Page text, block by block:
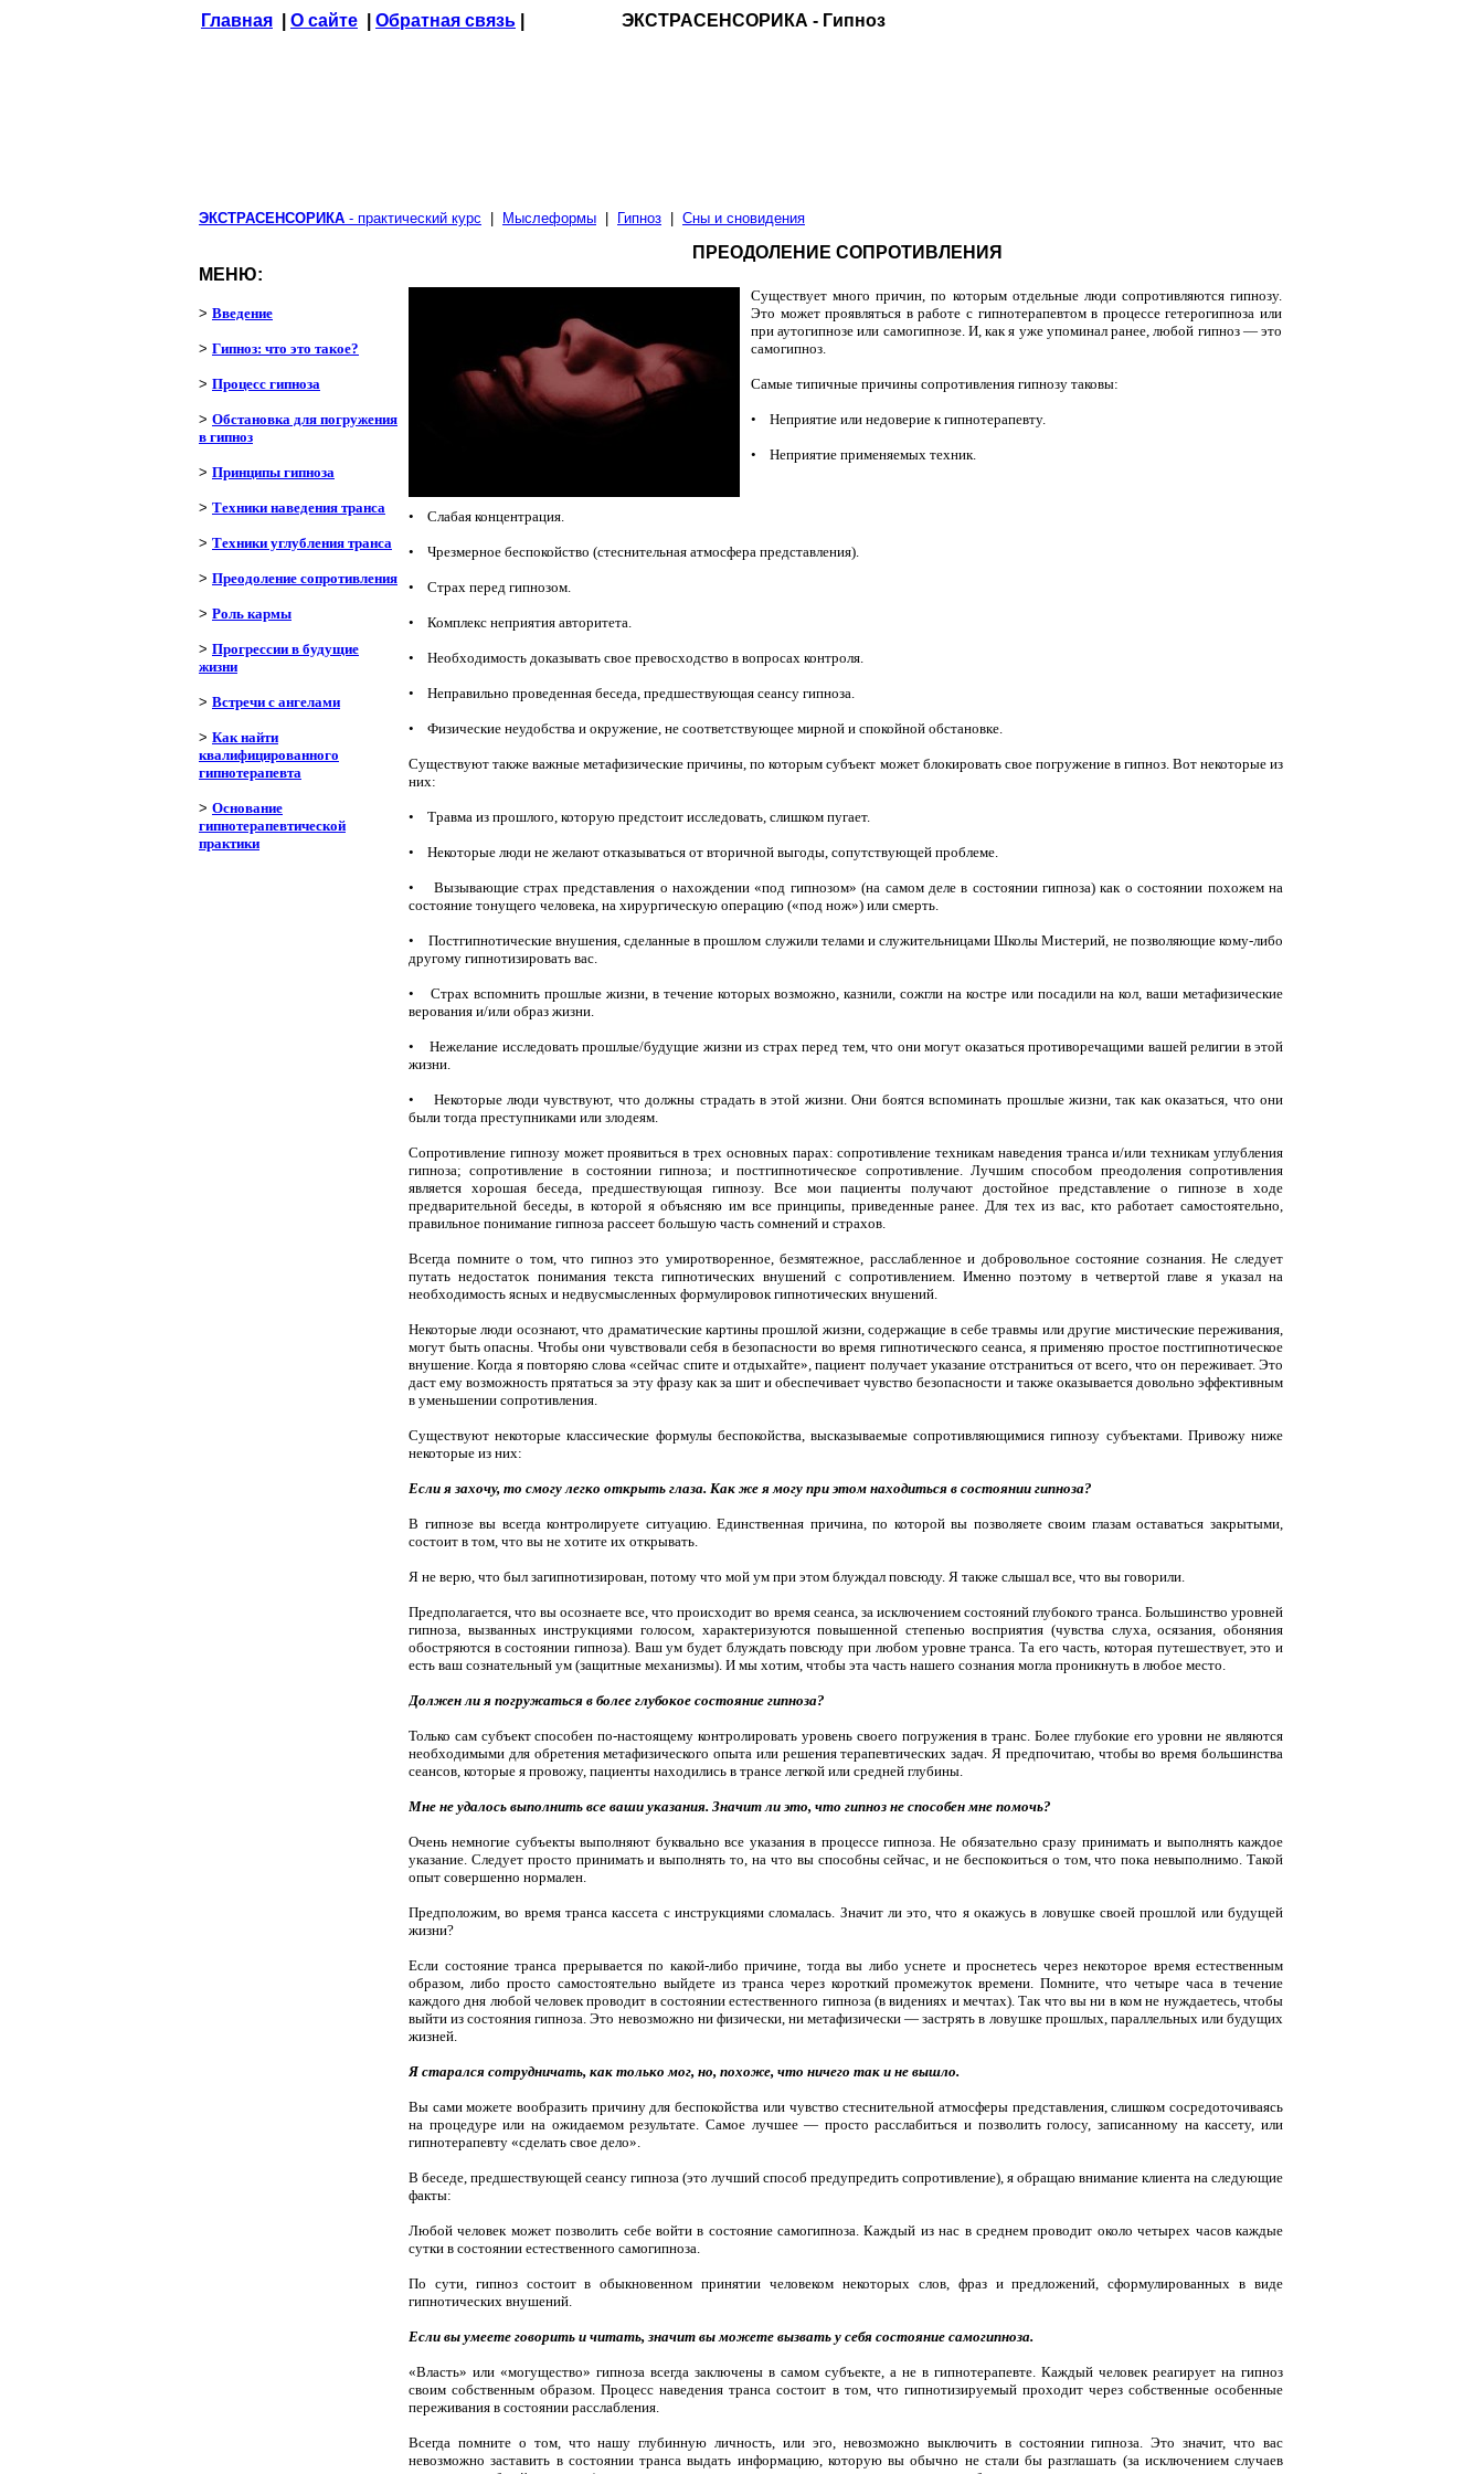
ПРЕОДОЛЕНИЕ СОПРОТИВЛЕНИЯ
Существует много причин, по которым отдельные люди сопро­тивляются гипнозу.
Это может проявляться в работе с гипнотерапевтом в процессе гетерогипноза или
при аутогипнозе или само­гипнозе. И, как я уже упоминал ранее, любой гипноз — это
само­гипноз.
Самые типичные причины сопротивления гипнозу таковы:
• Неприятие или недоверие к гипнотерапевту.
• Неприятие применяемых техник.
• Слабая концентрация.
• Чрезмерное беспокойство (стеснительная атмосфера представ­ления).
• Страх перед гипнозом.
• Комплекс неприятия авторитета.
• Необходимость доказывать свое превосходство в вопросах контроля.
• Неправильно проведенная беседа, предшествующая сеансу гип­ноза.
• Физические неудобства и окружение, не соответствующее мирной и спокойной обстановке.
Существуют также важные метафизические причины, по кото­рым субъект может блокировать свое погружение в гипноз. Вот некоторые из
них:
• Травма из прошлого, которую предстоит исследовать, слиш­ком пугает.
• Некоторые люди не желают отказываться от вторичной выго­ды, сопутствующей проблеме.
• Вызывающие страх представления о нахождении «под гипно­зом» (на самом деле в состоянии гипноза) как о состоянии похожем на
состояние тонущего человека, на хирургическую операцию («под нож») или смерть.
• Постгипнотические внушения, сделанные в прошлом служили телами и служительницами Школы Мистерий, не позволяющие кому-либо
другому гипнотизировать вас.
• Страх вспомнить прошлые жизни, в течение которых возможно, казнили, сожгли на костре или посадили на кол, ваши метафизические
верования и/или образ жизни.
• Нежелание исследовать прошлые/будущие жизни из страх перед тем, что они могут оказаться противоречащими вашей религии в этой
жизни.
• Некоторые люди чувствуют, что должны страдать в этой жизни. Они боятся вспоминать прошлые жизни, так как оказаться, что они
были тогда преступниками или злодеям.
Сопротивление гипнозу может проявиться в трех основных парах: сопротивление техникам наведения транса и/или техникам углубления
гипноза; сопротивление в состоянии гипноза; и постгипнотическое сопротивление. Лучшим способом преодоления сопротивления
является хорошая беседа, предшествующая гипнозу. Все мои пациенты получают достойное представление о гипнозе в ходе
предварительной беседы, в которой я объясняю им все принципы, приведенные ранее. Для тех из вас, кто работает самостоятельно,
правильное понимание гипноза рассеет большую часть сомнений и страхов.
Всегда помните о том, что гипноз это умиротворенное, безмя­тежное, расслабленное и добровольное состояние сознания. Не следует
путать недостаток понимания текста гипнотических вну­шений с сопротивлением. Именно поэтому в четвертой главе я указал на
необходимость ясных и недвусмысленных формулировок гип­нотических внушений.
Некоторые люди осознают, что драматические картины прошлой жизни, содержащие в себе травмы или другие мистические пережи­вания,
могут быть опасны. Чтобы они чувствовали себя в безопас­ности во время гипнотического сеанса, я применяю простое пост­гипнотическое
внушение. Когда я повторяю слова «сейчас спите и отдыхайте», пациент получает указание отстраниться от всего, что он переживает. Это
даст ему возможность прятаться за эту фразу как за шит и обеспечивает чувство безопасности и также оказыва­ется довольно эффективным
в уменьшении сопротивления.
Существуют некоторые классические формулы беспокойства, высказываемые сопротивляющимися гипнозу субъектами. Привожу ниже
некоторые из них:
Если я захочу, то смогу легко открыть глаза. Как же я могу при этом находиться в состоянии гипноза?
В гипнозе вы всегда контролируете ситуацию. Единственная причина, по которой вы позволяете своим глазам оставаться закры­тыми,
состоит в том, что вы не хотите их открывать.
Я не верю, что был загипнотизирован, потому что мой ум при этом блуждал повсюду. Я также слышал все, что вы говорили.
Предполагается, что вы осознаете все, что происходит во время сеанса, за исключением состояний глубокого транса. Большинство уровней
гипноза, вызванных инструкциями голосом, характеризу­ются повышенной степенью восприятия (чувства слуха, осязания, обоняния
обостряются в состоянии гипноза). Ваш ум будет блуж­дать повсюду при любом уровне транса. Та его часть, которая путе­шествует, это и
есть ваш сознательный ум (защитные механизмы). И мы хотим, чтобы эта часть нашего сознания могла проникнуть в любое место.
Должен ли я погружаться в более глубокое состояние гипноза?
Только сам субъект способен по-настоящему контролировать уровень своего погружения в транс. Более глубокие его уровни не являются
необходимыми для обретения метафизического опыта или решения терапевтических задач. Я предпочитаю, чтобы во время большинства
сеансов, которые я провожу, пациенты находились в трансе легкой или средней глубины.
Мне не удалось выполнить все ваши указания. Значит ли это, что гипноз не способен мне помочь?
Очень немногие субъекты выполняют буквально все указания в процессе гипноза. Не обязательно сразу принимать и выполнять каждое
указание. Следует просто принимать и выполнять то, на что вы способны сейчас, и не беспокоиться о том, что пока невыпол­нимо. Такой
опыт совершенно нормален.
Предположим, во время транса кассета с инструкциями сломалась. Значит ли это, что я окажусь в ловушке своей прошлой или будущей
жизни?
Если состояние транса прерывается по какой-либо причине, тогда вы либо уснете и проснетесь через некоторое время естественным
образом, либо просто самостоятельно выйдете из транса через ко­роткий промежуток времени. Помните, что четыре часа в течение
каждого дня любой человек проводит в состоянии естественного гипноза (в видениях и мечтах). Так что вы ни в ком не нуждаетесь, чтобы
выйти из состояния гипноза. Это невозможно ни физичес­ки, ни метафизически — застрять в ловушке прошлых, параллель­ных или будущих
жизней.
Я старался сотрудничать, как только мог, но, похоже, что ничего так и не вышло.
Вы сами можете вообразить причину для беспокойства или чув­ство стеснительной атмосферы представления, слишком сосредо­точиваясь
на процедуре или на ожидаемом результате. Самое луч­шее — просто расслабиться и позволить голосу, записанному на кассету, или
гипнотерапевту «сделать свое дело».
В беседе, предшествующей сеансу гипноза (это лучший способ предупредить сопротивление), я обращаю внимание клиента на сле­дующие
факты:
Любой человек может позволить себе войти в состояние са­могипноза. Каждый из нас в среднем проводит около четырех часов каждые
сутки в состоянии естественного самогипноза.
По сути, гипноз состоит в обыкновенном принятии челове­ком некоторых слов, фраз и предложений, сформулированных в виде
гипнотических внушений.
Если вы умеете говорить и читать, значит вы можете вызвать у себя состояние самогипноза.
«Власть» или «могущество» гипноза всегда заключены в са­мом субъекте, а не в гипнотерапевте. Каждый человек реагирует на гипноз
своим собственным образом. Процесс наведения транса состоит в том, что гипнотизируемый проходит через соб­ственные особенные
переживания в состоянии расслабления.
Всегда помните о том, что нашу глубинную личность, или эго, невозможно выключить в состоянии гипноза. Это значит, что вас
невозможно заставить в состоянии транса выдать информацию, которую вы обычно не стали бы разглашать (за исключением слу­чаев
ЭКСТРАСЕНСОРИКА - практический курс Мыслеформы Гипноз Сны и сновидения
МЕНЮ:
> Введение
> Гипноз: что это такое?
> Процесс гипноза
> Обстановка для погружения
в гипноз
> Принципы гипноза
> Техники наведения транса
> Техники углубления транса
> Преодоление сопротивления
> Роль кармы
> Прогрессии в будущие
жизни
> Встречи с ангелами
> Как найти
квалифицированного
гипнотерапевта
> Основание
гипнотерапевтической
практики
Главная О сайте Обратная связь | ЭКСТРАСЕНСОРИКА - Гипноз